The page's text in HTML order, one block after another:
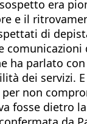
era
e il
di
comunicazioni
ha parlato
dei servizi.
per non
fosse dietro